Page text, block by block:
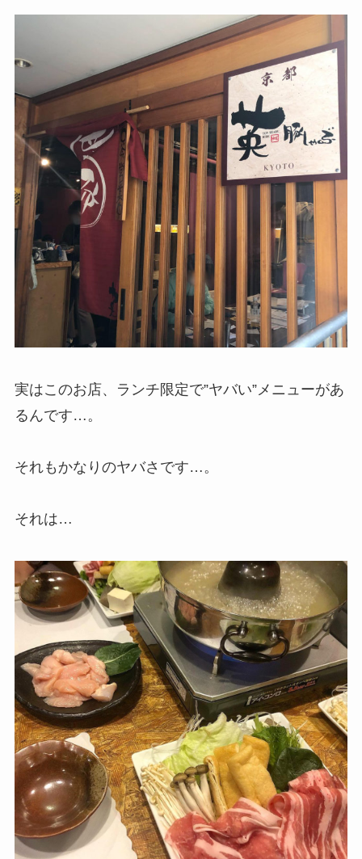
実はこのお店、ランチ限定で”ヤバい”メニューがあ
るんです…。
それもかなりのヤバさです…。
それは…